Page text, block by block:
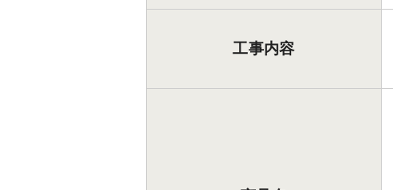
工事内容